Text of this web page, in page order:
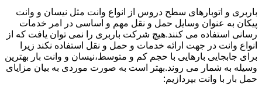
باربری و اتوبارهای سطح دروس از انواع وانت مثل نیسان و وانت
پیکان به عنوان وسایل حمل و نقل مهم و اساسی در امر خدمات
رسانی استفاده می کنند.هیچ شرکت باربری را نمی توان یافت که از
انواع وانت در جهت ارائه خدمات و حمل و نقل استفاده نکند زیرا
برای جابجایی بارهایی با حجم کم و متوسط،نیسان و وانت بار بهترین
وسیله به شمار می روند.بهتر است به صورت موردی به بیان مزایای
حمل بار با وانت بپردازیم: